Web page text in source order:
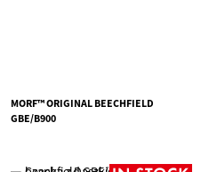
MORF™ ORIGINAL BEECHFIELD
GBE/B900